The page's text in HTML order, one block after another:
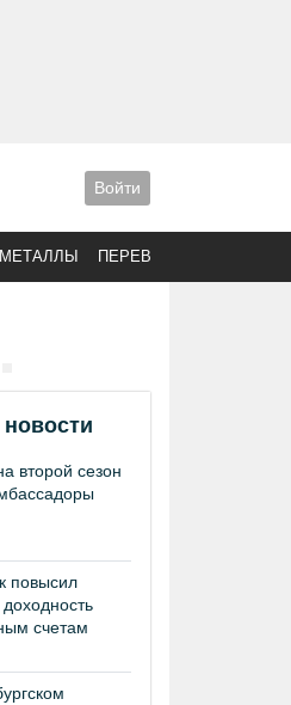
Войти
МЕТАЛЛЫ ПЕРЕВОДЫ
второй сезон
повысил
счетам